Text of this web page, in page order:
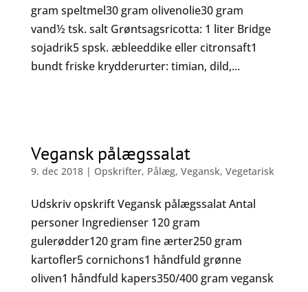
gram speltmel30 gram olivenolie30 gram
vand½ tsk. salt Grøntsagsricotta: 1 liter Bridge
sojadrik5 spsk. æbleeddike eller citronsaft1
bundt friske krydderurter: timian, dild,...
Vegansk pålægssalat
9. dec 2018| Opskrifter, Pålæg, Vegansk, Vegetarisk
Udskriv opskrift Vegansk pålægssalat Antal
personer Ingredienser 120 gram
gulerødder120 gram fine ærter250 gram
kartofler5 cornichons1 håndfuld grønne
oliven1 håndfuld kapers350/400 gram vegansk